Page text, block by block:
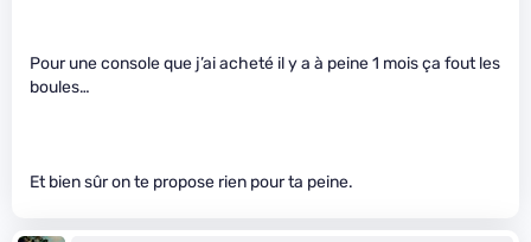
Pour une console que j’ai acheté il y a à peine 1 mois ça fout les
boules…
Et bien sûr on te propose rien pour ta peine.